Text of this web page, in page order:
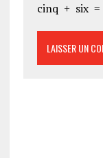
cinq + six =